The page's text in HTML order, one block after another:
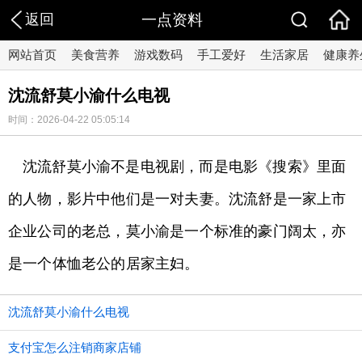
返回 一点资料
网站首页 美食营养 游戏数码 手工爱好 生活家居 健康养
沈流舒莫小渝什么电视
时间：2026-04-22 05:05:14
沈流舒莫小渝不是电视剧，而是电影《搜索》里面
的人物，影片中他们是一对夫妻。沈流舒是一家上市
企业公司的老总，莫小渝是一个标准的豪门阔太，亦
是一个体恤老公的居家主妇。
沈流舒莫小渝什么电视
支付宝怎么注销商家店铺